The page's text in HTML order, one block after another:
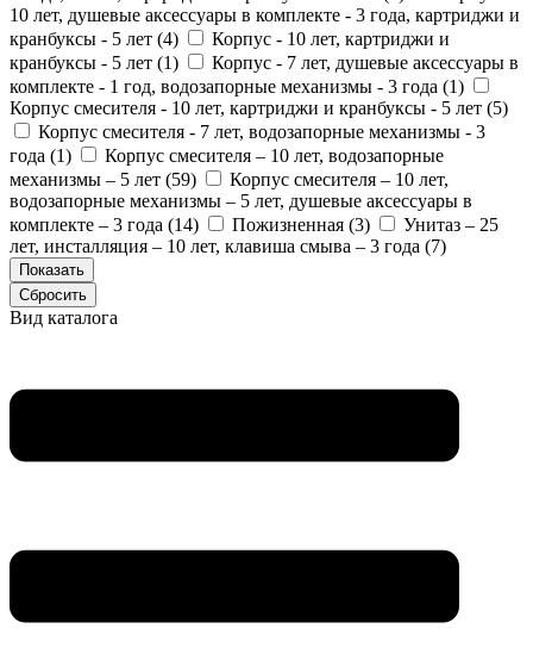
10 лет, душевые аксессуары в комплекте - 3 года, картриджи и
кранбуксы - 5 лет (4)
Корпус - 10 лет, картриджи и
кранбуксы - 5 лет (1)
Корпус - 7 лет, душевые аксессуары в
комплекте - 1 год, водозапорные механизмы - 3 года (1)
Корпус смесителя - 10 лет, картриджи и кранбуксы - 5 лет (5)
Корпус смесителя - 7 лет, водозапорные механизмы - 3
года (1)
Корпус смесителя – 10 лет, водозапорные
механизмы – 5 лет (59)
Корпус смесителя – 10 лет,
водозапорные механизмы – 5 лет, душевые аксессуары в
комплекте – 3 года (14) Пожизненная (3)
Унитаз – 25
лет, инсталляция – 10 лет, клавиша смыва – 3 года (7)
Вид каталога